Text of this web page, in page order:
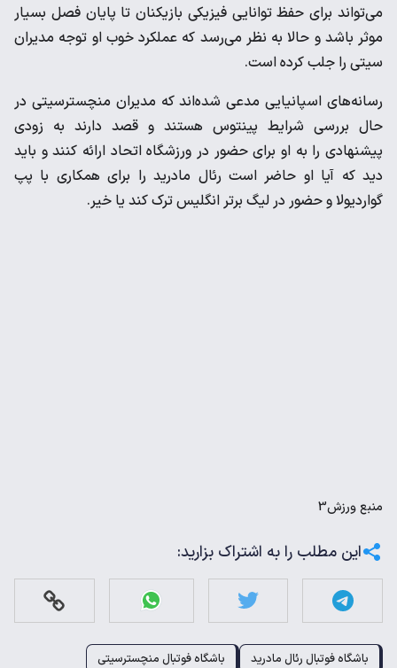
می‌تواند برای حفظ توانایی فیزیکی بازیکنان تا پایان فصل بسیار
موثر باشد و حالا به نظر می‌رسد که عملکرد خوب او توجه مدیران
سیتی را جلب کرده است.
رسانه‌های اسپانیایی مدعی شده‌اند که مدیران منچسترسیتی در
حال بررسی شرایط پینتوس هستند و قصد دارند به زودی
پیشنهادی را به او برای حضور در ورزشگاه اتحاد ارائه کنند و باید
دید که آیا او حاضر است رئال مادرید را برای همکاری با پپ
گواردیولا و حضور در لیگ برتر انگلیس ترک کند یا خیر.
منبعورزش3
این مطلب را به اشتراک بزارید:
باشگاه فوتبال رئال مادرید باشگاه فوتبال منچسترسیتی